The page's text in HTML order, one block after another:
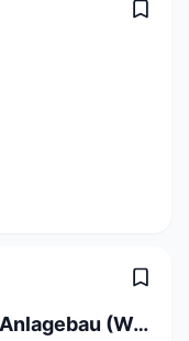
Vertriebsprojektleiter Anlagebau (Wasser) 100% (m/w/d)